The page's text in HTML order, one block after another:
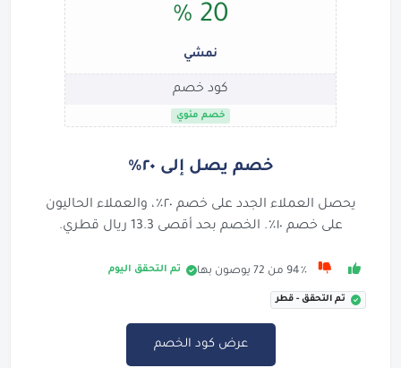
20 %
نمشي
كود خصم
خصم مئوي
خصم يصل إلى ٢٠٪
يحصل العملاء الجدد على خصم ٢٠٪، والعملاء الحاليون
على خصم ١٠٪. الخصم بحد أقصى 13.3 ريال قطري.
94٪ من 72 يوصون بها تم التحقق اليوم
تم التحقق - قطر
عرض كود الخصم